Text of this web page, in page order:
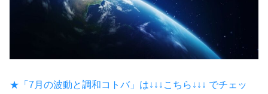
★「7月の波動と調和コトバ」は↓↓↓こちら↓↓↓ でチェッ